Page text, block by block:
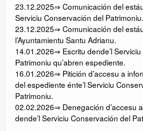
23.12.2025⇒ Comunicación del
Serviciu Conservación del Patrimoniu.
23.12.2025⇒ Comunicación del
l’Ayuntamientu Santu Adrianu.
14.01.2026⇒ Escritu dende’l
Patrimoniu qu’abren espediente.
16.01.2026⇒ Pitición d’accesu a
del espediente énte’l Serviciu
Patrimoniu.
02.02.2026⇒ Denegación d’accesu
dende’l Serviciu Conservación del